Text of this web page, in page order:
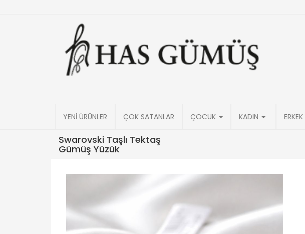
YENİ ÜRÜNLER ÇOK SATANLAR ÇOCUK KADIN ERKEK
Swarovski Taşlı Tektaş
Gümüş Yüzük